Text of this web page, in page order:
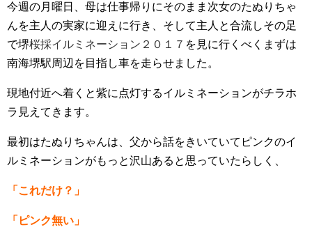
今週の月曜日、母は仕事帰りにそのまま次女のたぬりちゃ
んを主人の実家に迎えに行き、そして主人と合流しその足
で堺桜採イルミネーション２０１７ を見に行くべくまずは
南海堺駅周辺を目指し車を走らせました。
現地付近へ着くと紫に点灯するイルミネーションがチラホ
ラ見えてきます。
最初はたぬりちゃんは、父から話をきいていてピンクのイ
ルミネーションがもっと沢山あると思っていたらしく、
「これだけ？」
「ピンク無い」